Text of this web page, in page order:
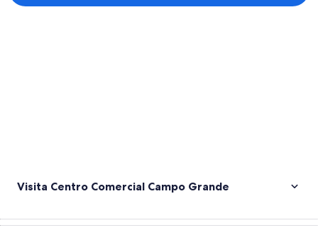
Visita Centro Comercial Campo Grande